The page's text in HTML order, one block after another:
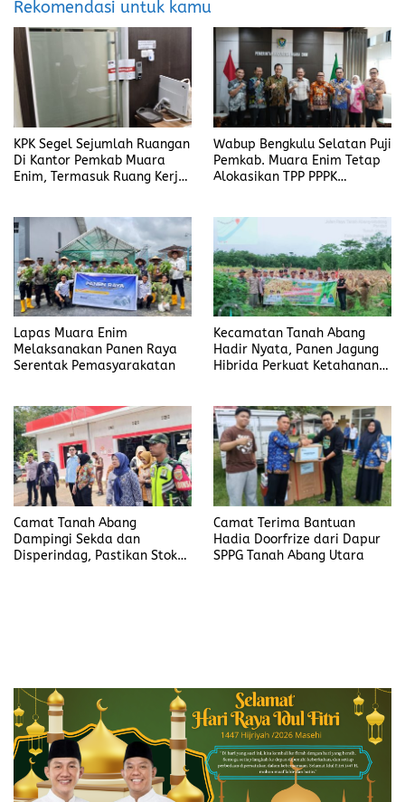
Rekomendasi untuk kamu
KPK Segel Sejumlah Ruangan
Di Kantor Pemkab Muara
Enim, Termasuk Ruang Kerja
Wabup Bengkulu Selatan Puji
Pemkab. Muara Enim Tetap
Alokasikan TPP PPPK
Lapas Muara Enim
Melaksanakan Panen Raya
Serentak Pemasyarakatan
Kecamatan Tanah Abang
Hadir Nyata, Panen Jagung
Hibrida Perkuat Ketahanan
Camat Tanah Abang
Dampingi Sekda dan
Disperindag, Pastikan Stok
Camat Terima Bantuan
Hadia Doorfrize dari Dapur
SPPG Tanah Abang Utara